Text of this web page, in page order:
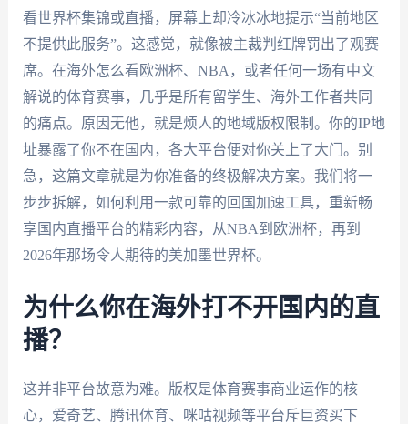
看世界杯集锦或直播，屏幕上却冷冰冰地提示“当前地区
不提供此服务”。这感觉，就像被主裁判红牌罚出了观赛
席。在海外怎么看欧洲杯、NBA，或者任何一场有中文
解说的体育赛事，几乎是所有留学生、海外工作者共同
的痛点。原因无他，就是烦人的地域版权限制。你的IP地
址暴露了你不在国内，各大平台便对你关上了大门。别
急，这篇文章就是为你准备的终极解决方案。我们将一
步步拆解，如何利用一款可靠的回国加速工具，重新畅
享国内直播平台的精彩内容，从NBA到欧洲杯，再到
2026年那场令人期待的美加墨世界杯。
为什么你在海外打不开国内的直
播？
这并非平台故意为难。版权是体育赛事商业运作的核
心，爱奇艺、腾讯体育、咪咕视频等平台斥巨资买下